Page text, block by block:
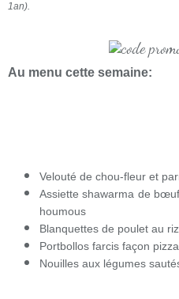
1an).
Au menu cette semaine:
Velouté de chou-fleur et
Assiette shawarma de
houmous
Blanquettes de poulet au
Portbollos farcis façon
Nouilles aux légumes